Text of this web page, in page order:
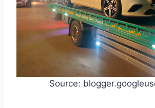
Source: